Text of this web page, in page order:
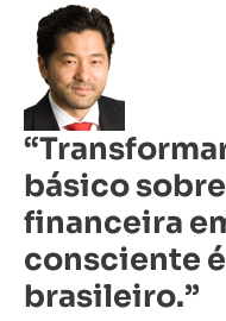
básico
financeira
consciente
brasileiro.”
“Transformar
conhecimento
básico
sobre
educação
financeira
em
comportamento
consciente
é
o
desafio
do
brasileiro.”